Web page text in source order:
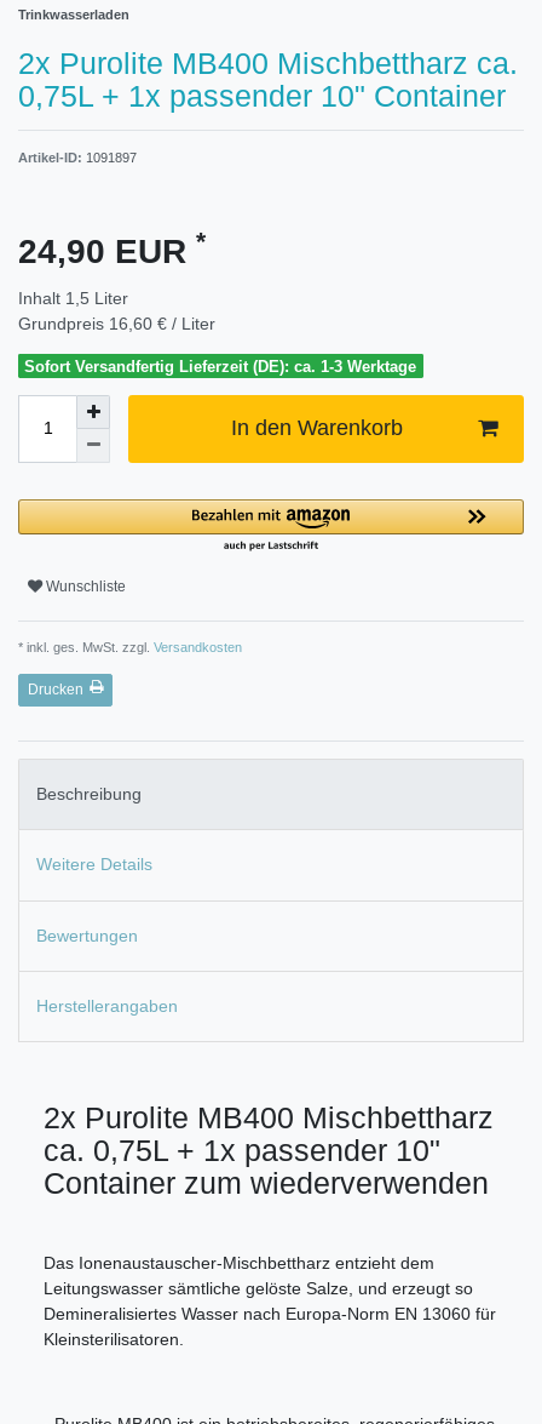
Trinkwasserladen
2x Purolite MB400 Mischbettharz ca.
0,75L + 1x passender 10" Container
Artikel-ID: 1091897
24,90 EUR *
Inhalt 1,5 Liter
Grundpreis 16,60 € / Liter
Sofort Versandfertig Lieferzeit (DE): ca. 1-3 Werktage
In den Warenkorb
Wunschliste
* inkl. ges. MwSt. zzgl. Versandkosten
Drucken
Beschreibung
Weitere Details
Bewertungen
Herstellerangaben
2x Purolite MB400 Mischbettharz
ca. 0,75L + 1x passender 10"
Container zum wiederverwenden
Das Ionenaustauscher-Mischbettharz entzieht dem
Leitungswasser sämtliche gelöste Salze, und erzeugt so
Demineralisiertes Wasser nach Europa-Norm EN 13060 für
Kleinsterilisatoren.